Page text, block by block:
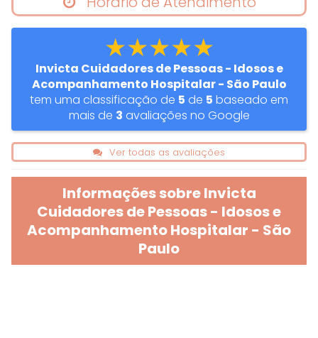
★★★★★
Invicta Cuidadores de Pessoas - Idosos e
Acompanhamento Hospitalar - São Paulo
tem uma classificação de 5 de 5 baseado em
mais de 3 avaliações no Google
Ver todas as avaliações
Informações sobre Invicta
Cuidadores de Pessoas - Idosos e
Acompanhamento Hospitalar - São
Paulo